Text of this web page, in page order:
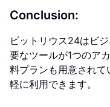
Conclusion:
ビットリウス24はビ
要なツールが1つのア
料プランも用意され
軽に利用できます。